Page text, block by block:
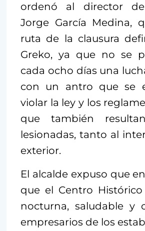
ordenó al director de
Jorge García Medina,
ruta de la clausura
Greko, ya que no se
cada ocho días una
con un antro que se
violar la ley y los
que también
lesionadas, tanto al
exterior.
El alcalde expuso que
que el Centro
nocturna, saludable y
empresarios de los